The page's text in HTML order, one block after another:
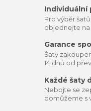
Individuální
Pro výběr
objednejte na
Garance
Šaty
14 dnů od
Každé šaty
Nebojte se
pomůžeme s